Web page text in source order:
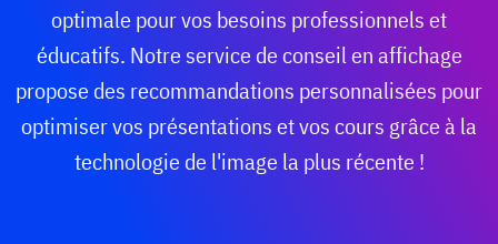
optimale pour vos besoins professionnels et
éducatifs. Notre service de conseil en affichage
propose des recommandations personnalisées pour
optimiser vos présentations et vos cours grâce à la
technologie de l'image la plus récente !